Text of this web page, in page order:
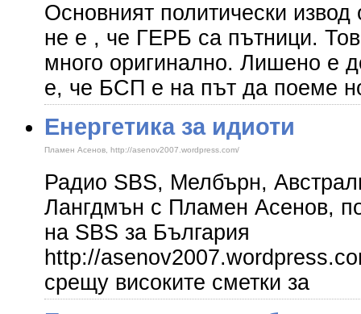
Основният политически
не е , че ГЕРБ са пътници.
много оригинално. Лишено е
е, че БСП е на път да поеме
Енергетика за идиоти
Пламен Асенов, http://asenov2007.wordpress.com/
Радио SBS, Мелбърн,
Лангдмън с Пламен Асенов,
на SBS за България
http://
срещу високите сметки за